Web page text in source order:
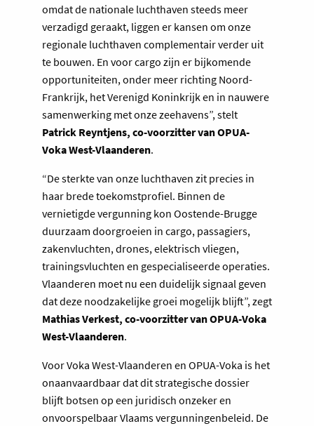
omdat de nationale luchthaven steeds meer
verzadigd geraakt, liggen er kansen om onze
regionale luchthaven complementair verder uit
te bouwen. En voor cargo zijn er bijkomende
opportuniteiten, onder meer richting Noord-
Frankrijk, het Verenigd Koninkrijk en in nauwere
samenwerking met onze zeehavens”, stelt
Patrick Reyntjens, co-voorzitter van OPUA-
Voka West-Vlaanderen.
“De sterkte van onze luchthaven zit precies in
haar brede toekomstprofiel. Binnen de
vernietigde vergunning kon Oostende-Brugge
duurzaam doorgroeien in cargo, passagiers,
zakenvluchten, drones, elektrisch vliegen,
trainingsvluchten en gespecialiseerde operaties.
Vlaanderen moet nu een duidelijk signaal geven
dat deze noodzakelijke groei mogelijk blijft”, zegt
Mathias Verkest, co-voorzitter van OPUA-Voka
West-Vlaanderen.
Voor Voka West-Vlaanderen en OPUA-Voka is het
onaanvaardbaar dat dit strategische dossier
blijft botsen op een juridisch onzeker en
onvoorspelbaar Vlaams vergunningenbeleid. De